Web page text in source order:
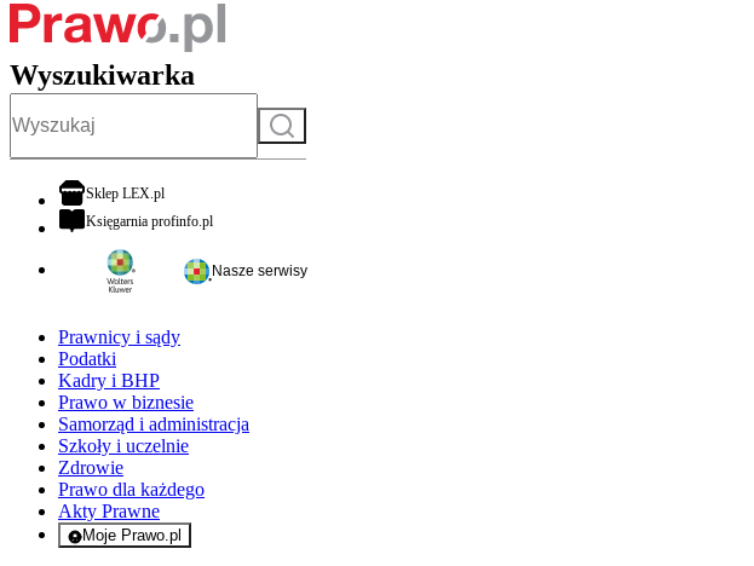
Wyszukiwarka
Szukaj
Sklep LEX.plotwiera się w nowej karcie
Księgarnia profinfo.plotwiera się w nowej karcie
Nasze serwisy
Prawnicy i sądy
Podatki
Kadry i BHP
Prawo w biznesie
Samorząd i administracja
Szkoły i uczelnie
Zdrowie
Prawo dla każdego
Akty Prawne
Moje Prawo.pl
- rejestracja i logowanie do serwisu